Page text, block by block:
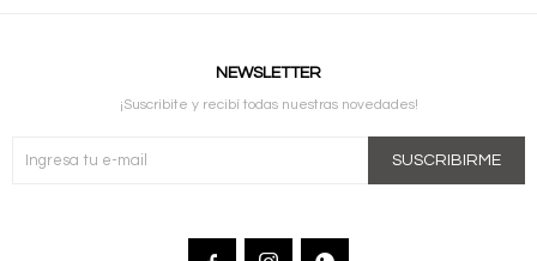
NEWSLETTER
¡Suscribite y recibí todas nuestras novedades!
SUSCRIBIRME